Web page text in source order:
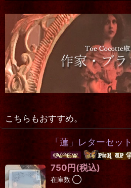
こちらもおすすめ。
「蓮」レターセット
750 円 (税込)
在庫数 ◯